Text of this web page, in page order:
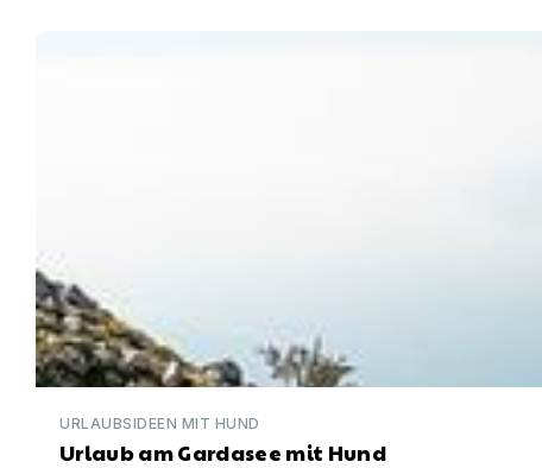
URLAUBSIDEEN MIT HUND
Urlaub am Gardasee mit Hund